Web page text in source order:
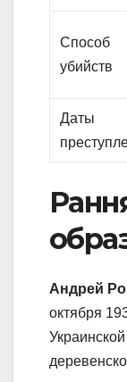
Способ
убийств
Даты
Андрей
октября